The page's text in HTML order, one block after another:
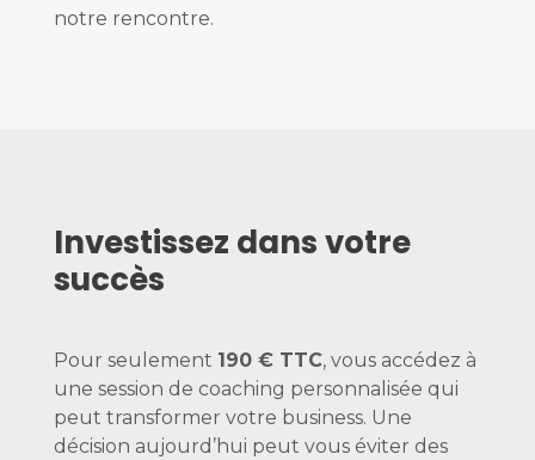
notre rencontre.
Investissez dans votre
succès
Pour seulement 190 € TTC, vous accédez à
une session de coaching personnalisée qui
peut transformer votre business. Une
décision aujourd’hui peut vous éviter des